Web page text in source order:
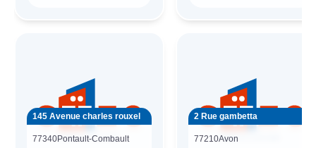
145 Avenue charles rouxel
77340Pontault-Combault
2 Rue gambetta
77210Avon